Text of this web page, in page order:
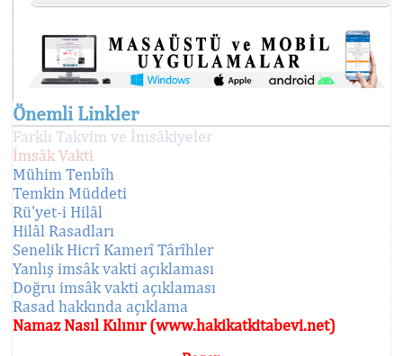
Önemli Linkler
Farklı Takvim ve İmsâkiyeler
İmsâk Vakti
Mühim Tenbîh
Temkin Müddeti
Rü'yet-i Hilâl
Hilâl Rasadları
Senelik Hicrî Kamerî Târîhler
Yanlış imsâk vakti açıklaması
Doğru imsâk vakti açıklaması
Rasad hakkında açıklama
Namaz Nasıl Kılınır (www.hakikatkitabevi.net)